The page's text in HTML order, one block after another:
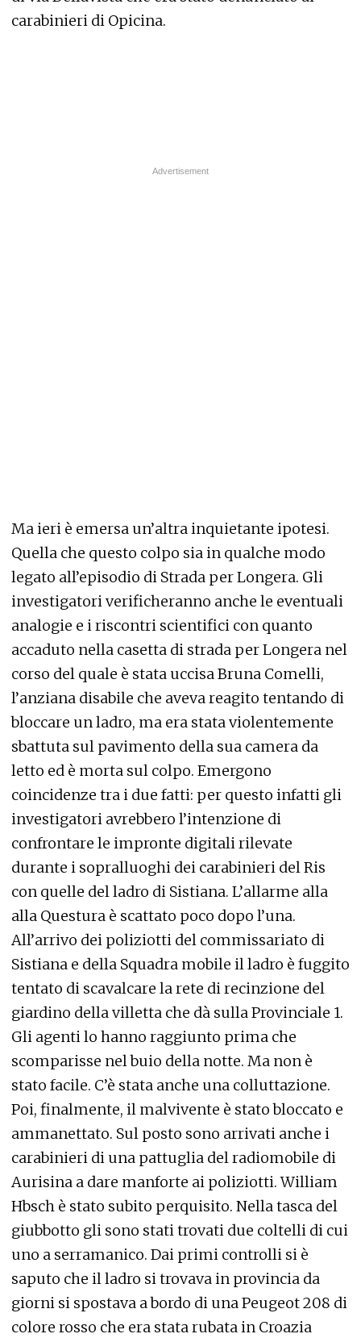
carabinieri di Opicina.
Ma ieri è emersa un’altra inquietante ipotesi.
Quella che questo colpo sia in qualche modo
legato all’episodio di Strada per Longera. Gli
investigatori verificheranno anche le eventuali
analogie e i riscontri scientifici con quanto
accaduto nella casetta di strada per Longera nel
corso del quale è stata uccisa Bruna Comelli,
l’anziana disabile che aveva reagito tentando di
bloccare un ladro, ma era stata violentemente
sbattuta sul pavimento della sua camera da
letto ed è morta sul colpo. Emergono
coincidenze tra i due fatti: per questo infatti gli
investigatori avrebbero l’intenzione di
confrontare le impronte digitali rilevate
durante i sopralluoghi dei carabinieri del Ris
con quelle del ladro di Sistiana. L’allarme alla
alla Questura è scattato poco dopo l’una.
All’arrivo dei poliziotti del commissariato di
Sistiana e della Squadra mobile il ladro è fuggito
tentato di scavalcare la rete di recinzione del
giardino della villetta che dà sulla Provinciale 1.
Gli agenti lo hanno raggiunto prima che
scomparisse nel buio della notte. Ma non è
stato facile. C’è stata anche una colluttazione.
Poi, finalmente, il malvivente è stato bloccato e
ammanettato. Sul posto sono arrivati anche i
carabinieri di una pattuglia del radiomobile di
Aurisina a dare manforte ai poliziotti. William
Hbsch è stato subito perquisito. Nella tasca del
giubbotto gli sono stati trovati due coltelli di cui
uno a serramanico. Dai primi controlli si è
saputo che il ladro si trovava in provincia da
giorni si spostava a bordo di una Peugeot 208 di
colore rosso che era stata rubata in Croazia